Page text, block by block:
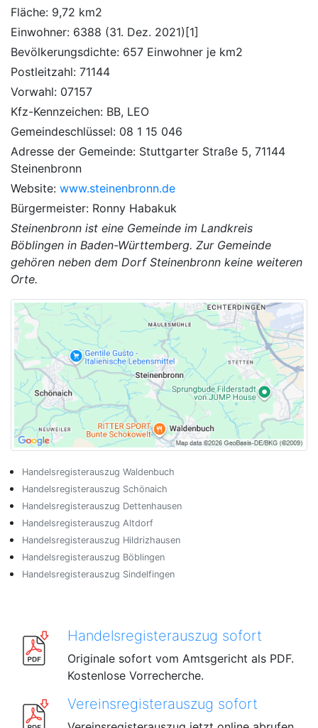
Fläche: 9,72 km2
Einwohner: 6388 (31. Dez. 2021)[1]
Bevölkerungsdichte: 657 Einwohner je km2
Postleitzahl: 71144
Vorwahl: 07157
Kfz-Kennzeichen: BB, LEO
Gemeindeschlüssel: 08 1 15 046
Adresse der Gemeinde: Stuttgarter Straße 5, 71144
Steinenbronn
Website: www.steinenbronn.de
Bürgermeister: Ronny Habakuk
Steinenbronn ist eine Gemeinde im Landkreis
Böblingen in Baden-Württemberg. Zur Gemeinde
gehören neben dem Dorf Steinenbronn keine weiteren
Orte.
Handelsregisterauszug Waldenbuch
Handelsregisterauszug Schönaich
Handelsregisterauszug Dettenhausen
Handelsregisterauszug Altdorf
Handelsregisterauszug Hildrizhausen
Handelsregisterauszug Böblingen
Handelsregisterauszug Sindelfingen
Handelsregisterauszug sofort
Originale sofort vom Amtsgericht als PDF.
Kostenlose Vorrecherche.
Vereinsregisterauszug sofort